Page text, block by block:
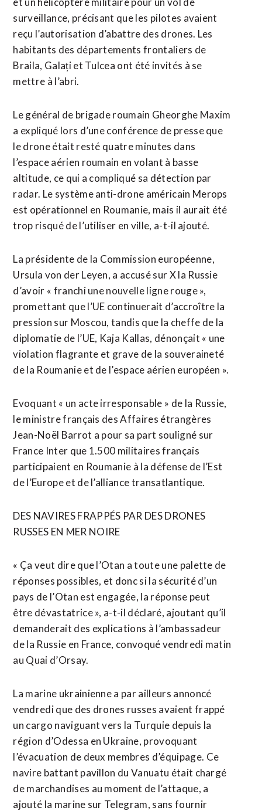
surveillance, précisant que les ⁠pilotes avaient
reçu l’autorisation d’abattre des drones. Les
habitants des départements frontaliers de
Braila, Galați et Tulcea ont été invités à se
mettre à l’abri.
Le général de ​brigade roumain Gheorghe Maxim
a expliqué ​lors d’une conférence de presse que
le drone était resté quatre minutes dans
l’espace aérien roumain en volant à basse
altitude, ce qui a compliqué sa détection par
radar. Le système anti-drone américain Merops
est opérationnel en Roumanie, mais ​il aurait été
trop risqué de l’utiliser en ville, a-t-il ajouté.
La présidente de la Commission européenne,
Ursula von der Leyen, a accusé sur X la Russie
d’avoir « franchi une nouvelle ligne rouge »,
promettant que l’UE continuerait d’accroître la
pression sur Moscou, tandis que la cheffe de la
diplomatie de l’UE, Kaja Kallas, dénonçait « une
violation flagrante ‌et grave de la souveraineté
de la Roumanie et ​de l’espace aérien européen ».
Evoquant « un acte irresponsable » de la Russie,
le ministre français des Affaires étrangères
Jean-Noël Barrot a pour sa part souligné sur
France Inter que 1.500 militaires français
participaient en Roumanie à la défense de l’Est
de l’Europe et ​de l’alliance transatlantique.
DES NAVIRES FRAPPÉS PAR DES DRONES
RUSSES EN MER NOIRE
« Ça veut dire que l’Otan a toute une palette de
réponses possibles, et donc si la sécurité d’un
pays de l’Otan est engagée, la réponse peut
être dévastatrice », a-t-il déclaré, ajoutant qu’il
demanderait des explications à l’ambassadeur
de la Russie en France, convoqué vendredi matin
au Quai d’Orsay.
La marine ukrainienne a par ailleurs annoncé
vendredi que des drones russes avaient frappé
un cargo naviguant vers la Turquie depuis la
région d’Odessa en Ukraine, provoquant
l’évacuation de deux membres d’équipage. Ce
navire battant pavillon du Vanuatu était chargé
de marchandises au moment de l’attaque, a
ajouté la marine sur Telegram, sans fournir